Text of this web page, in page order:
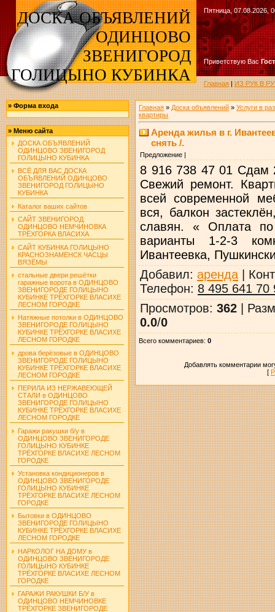
ДОСКА ОБЪЯВЛЕНИЙ
ОДИНЦОВО
ЗВЕНИГОРОД
ГОЛИЦЫНО КУБИНКА
Пятница, 07.08.2026,
Приветствую Вас
Главная|ИЗ РУК В
» Форма входа
» Меню сайта
ДОСКА ОБЪЯВЛЕНИЙ
ОДИНЦОВО ЗВЕНИГОРОД
ГОЛИЦЫНО КУБИНКА
ВСЁ ДЛЯ ВАС ДОСКА
ОБЪЯВЛЕНИЙ ОДИНЦОВО
ЗВЕНИГОРОД ГОЛИЦЫНО
КУБИНКА
Каталог ваших сайтов
САЙТ ЗВЕНИГОРОД
ОДИНЦОВО НЕМЧИНОВКА
ТРЁХГОРКА ВЛАСИХА
САЙТ КУБИНКА ГОЛИЦЫНО
КРАСНОЗНАМЕНСК ЧАСЦЫ
ВЯЗЁМЫ
стальные двери решётки
гаражные ворота в ОДИНЦОВО
ЗВЕНИГОРОДЕ ГОЛИЦЫНО
КУБИНКЕ ТРЁХГОРКЕ ВЛАСИХЕ
ЛЕСНОМ ГОРОДКЕ
Натяжные потолки в ОДИНЦОВО
ЗВЕНИГОРОДЕ ГОЛИЦЫНО
КУБИНКЕ ТРЁХГОРКЕ ВЛАСИХЕ
ЛЕСНОМ ГОРОДКЕ
дрова берёзовые в ОДИНЦОВО
ЗВЕНИГОРОДЕ ГОЛИЦЫНО
КУБИНКЕ ТРЁХГОРКЕ ВЛАСИХЕ
ЛЕСНОМ ГОРОДКЕ
ПЕРИЛА ИЗ НЕРЖАВЕЮЩЕЙ
СТАЛИ в ОДИНЦОВО
ЗВЕНИГОРОДЕ ГОЛИЦЫНО
КУБИНКЕ ТРЁХГОРКЕ ВЛАСИХЕ
ЛЕСНОМ ГОРОДКЕ
Гаражи ракушки б/у в
ОДИНЦОВО ЗВЕНИГОРОДЕ
ГОЛИЦЫНО КУБИНКЕ
ТРЁХГОРКЕ ВЛАСИХЕ ЛЕСНОМ
ГОРОДКЕ
Установка кондиционеров в
ОДИНЦОВО ЗВЕНИГОРОДЕ
ГОЛИЦЫНО КУБИНКЕ
ТРЁХГОРКЕ ВЛАСИХЕ ЛЕСНОМ
ГОРОДКЕ
Бытовки в ОДИНЦОВО
ЗВЕНИГОРОДЕ ГОЛИЦЫНО
КУБИНКЕ ТРЁХГОРКЕ ВЛАСИХЕ
ЛЕСНОМ ГОРОДКЕ
НАРКОЛОГ НА ДОМУ в
ОДИНЦОВО ЗВЕНИГОРОДЕ
ГОЛИЦЫНО КУБИНКЕ
ТРЁХГОРКЕ ВЛАСИХЕ ЛЕСНОМ
ГОРОДКЕ
ГАРАЖИ РАКУШКИ Б/У в
ОДИНЦОВО НЕМЧИНОВКЕ
ТРЁХГОРКЕ ЗВЕНИГОРОДЕ
Главная» Доска объявлений» Услуги в
квартиры
Аренда жилья в г.
снять /.
Предложение |
8 916 738 47 01 Сдам
Свежий ремонт.
всей современной
вся, балкон
славян. « Оплата по
варианты 1-2-3
Ивантеевка,
Добавил: аренда|
Телефон: 8 495 641 70
Просмотров: 362|
0.0/0
Всего комментариев: 0
Добавлять комментарии
[